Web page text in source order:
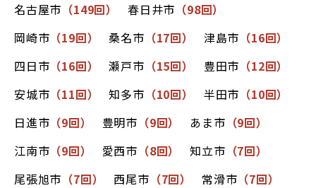
名古屋市 （149回） 春日井市 （98回）
岡崎市 （19回） 桑名市 （17回） 津島市 （16回）
四日市 （16回） 瀬戸市 （15回） 豊田市 （12回）
安城市 （11回） 知多市 （10回） 半田市 （10回）
日進市 （9回） 豊明市 （9回） あま市 （9回）
江南市 （9回） 愛西市 （8回） 知立市 （7回）
尾張旭市 （7回） 西尾市 （7回） 常滑市 （7回）